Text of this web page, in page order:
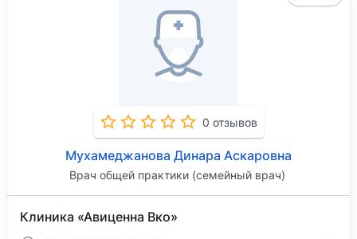
0 отзывов
Мухамеджанова Динара Аскаровна
Врач общей практики (семейный врач)
Клиника «Авиценна Вко»